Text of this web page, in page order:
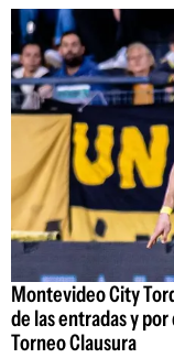
Montevideo City
de las entradas y
Torneo Clausura